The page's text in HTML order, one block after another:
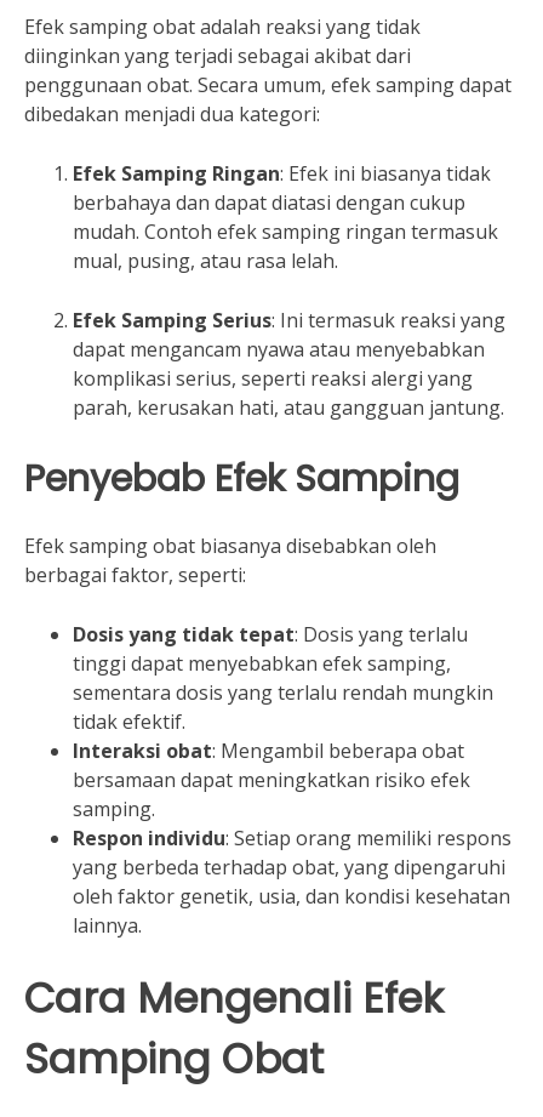
Efek samping obat adalah reaksi yang tidak
diinginkan yang terjadi sebagai akibat dari
penggunaan obat. Secara umum, efek samping dapat
dibedakan menjadi dua kategori:
Efek Samping Ringan: Efek ini biasanya tidak
berbahaya dan dapat diatasi dengan cukup
mudah. Contoh efek samping ringan termasuk
mual, pusing, atau rasa lelah.
Efek Samping Serius: Ini termasuk reaksi yang
dapat mengancam nyawa atau menyebabkan
komplikasi serius, seperti reaksi alergi yang
parah, kerusakan hati, atau gangguan jantung.
Penyebab Efek Samping
Efek samping obat biasanya disebabkan oleh
berbagai faktor, seperti:
Dosis yang tidak tepat: Dosis yang terlalu
tinggi dapat menyebabkan efek samping,
sementara dosis yang terlalu rendah mungkin
tidak efektif.
Interaksi obat: Mengambil beberapa obat
bersamaan dapat meningkatkan risiko efek
samping.
Respon individu: Setiap orang memiliki respons
yang berbeda terhadap obat, yang dipengaruhi
oleh faktor genetik, usia, dan kondisi kesehatan
lainnya.
Cara Mengenali Efek
Samping Obat